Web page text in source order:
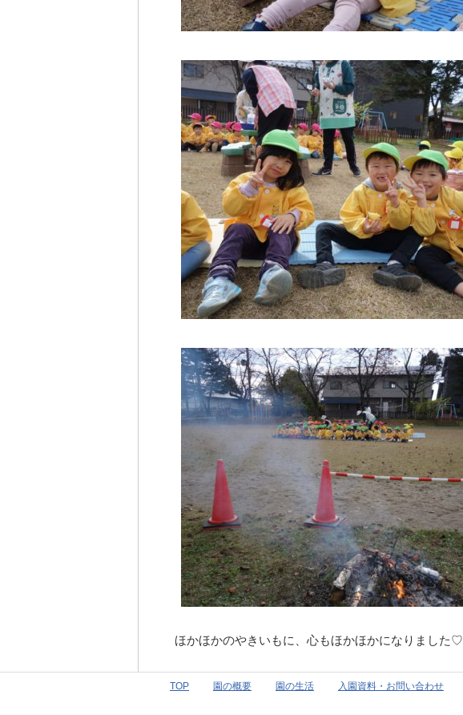
ほかほかのやきいもに、心もほかほかになりました♡
TOP 園の概要 園の生活 入園資料・お問い合わせ